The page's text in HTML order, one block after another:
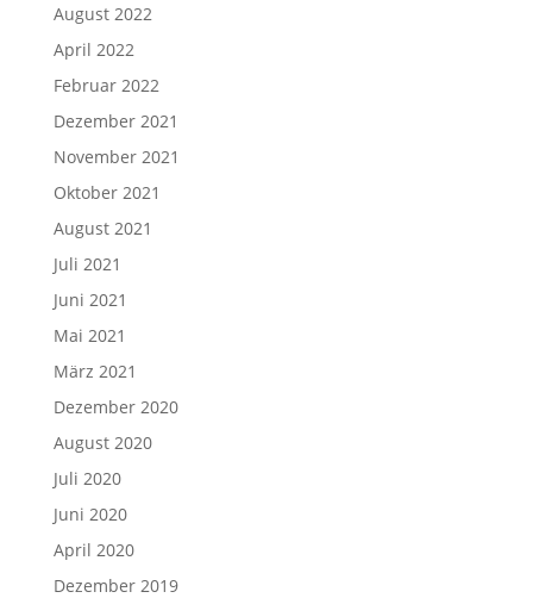
August 2022
April 2022
Februar 2022
Dezember 2021
November 2021
Oktober 2021
August 2021
Juli 2021
Juni 2021
Mai 2021
März 2021
Dezember 2020
August 2020
Juli 2020
Juni 2020
April 2020
Dezember 2019